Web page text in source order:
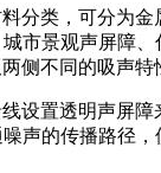
类，可分为
市景观声屏障
侧不同的吸声特
置透明声屏
的传播路径